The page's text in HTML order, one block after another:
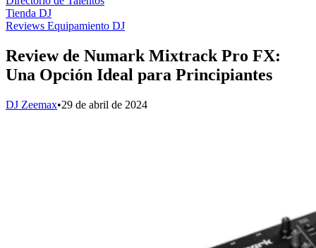
Tienda DJ
Reviews Equipamiento DJ
Review de Numark Mixtrack Pro FX:
Una Opción Ideal para Principiantes
DJ Zeemax•29 de abril de 2024